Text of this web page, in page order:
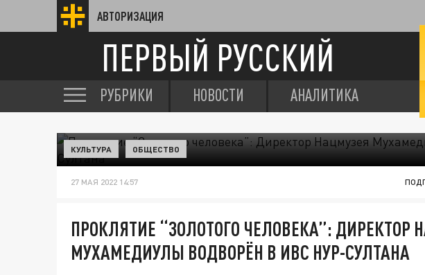
АВТОРИЗАЦИЯ
ПЕРВЫЙ РУССКИЙ
РУБРИКИ НОВОСТИ АНАЛИТИКА
КУЛЬТУРА ОБЩЕСТВО
27 МАЯ 2022 14:57
ПРОКЛЯТИЕ “ЗОЛОТОГО ЧЕЛОВЕКА”: ДИРЕКТОР
МУХАМЕДИУЛЫ ВОДВОРЁН В ИВС НУР-СУЛТАНА